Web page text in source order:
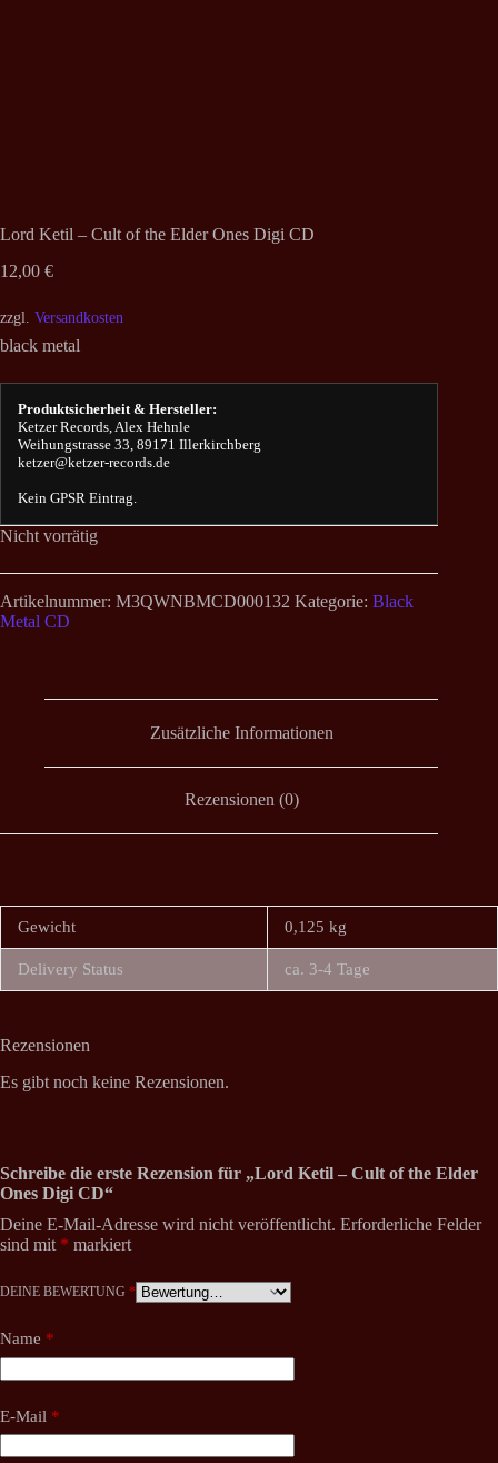
Lord Ketil – Cult of the Elder Ones Digi CD
12,00 €
zzgl. Versandkosten
black metal
Produktsicherheit & Hersteller:
Ketzer Records, Alex Hehnle
Weihungstrasse 33, 89171 Illerkirchberg
ketzer@ketzer-records.de
Kein GPSR Eintrag.
Nicht vorrätig
Artikelnummer: M3QWNBMCD000132 Kategorie: Black
Metal CD
Zusätzliche Informationen
Rezensionen (0)
Gewicht 0,125 kg
Delivery Status ca. 3-4 Tage
Rezensionen
Es gibt noch keine Rezensionen.
Schreibe die erste Rezension für „Lord Ketil – Cult of the Elder
Ones Digi CD“
Deine E-Mail-Adresse wird nicht veröffentlicht. Erforderliche Felder
sind mit * markiert
DEINE BEWERTUNG *
Name *
E-Mail *